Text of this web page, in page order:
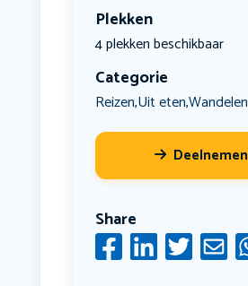
Plekken
4 plekken beschikbaar
Categorie
Reizen,Uit eten,Wandelen
Deelnemen
Share